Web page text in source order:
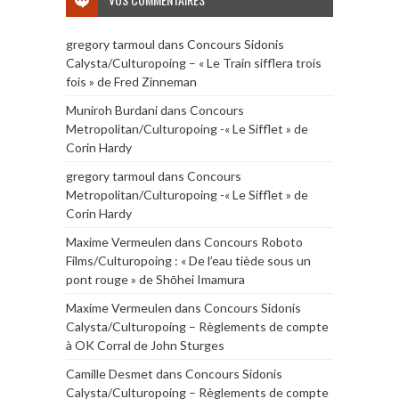
gregory tarmoul dans Concours Sidonis
Calysta/Culturopoing – « Le Train sifflera trois
fois » de Fred Zinneman
Muniroh Burdanidans Concours
Metropolitan/Culturopoing -« Le Sifflet » de
Corin Hardy
gregory tarmoul dans Concours
Metropolitan/Culturopoing -« Le Sifflet » de
Corin Hardy
Maxime Vermeulen dans Concours Roboto
Films/Culturopoing : « De l’eau tiède sous un
pont rouge » de Shōhei Imamura
Maxime Vermeulen dans Concours Sidonis
Calysta/Culturopoing – Règlements de compte
à OK Corral de John Sturges
Camille Desmet dans Concours Sidonis
Calysta/Culturopoing – Règlements de compte